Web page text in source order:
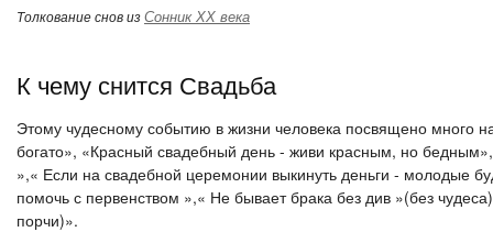
Толкование снов изСонник ХХ века
К чему снится Свадьба
Этому чудесному событию в жизни человека посвящено много
богато», «Красный свадебный день - живи красным, но
»,« Если на свадебной церемонии выкинуть деньги - молодые
помочь с первенством »,« Не бывает брака без див »(без
порчи)».